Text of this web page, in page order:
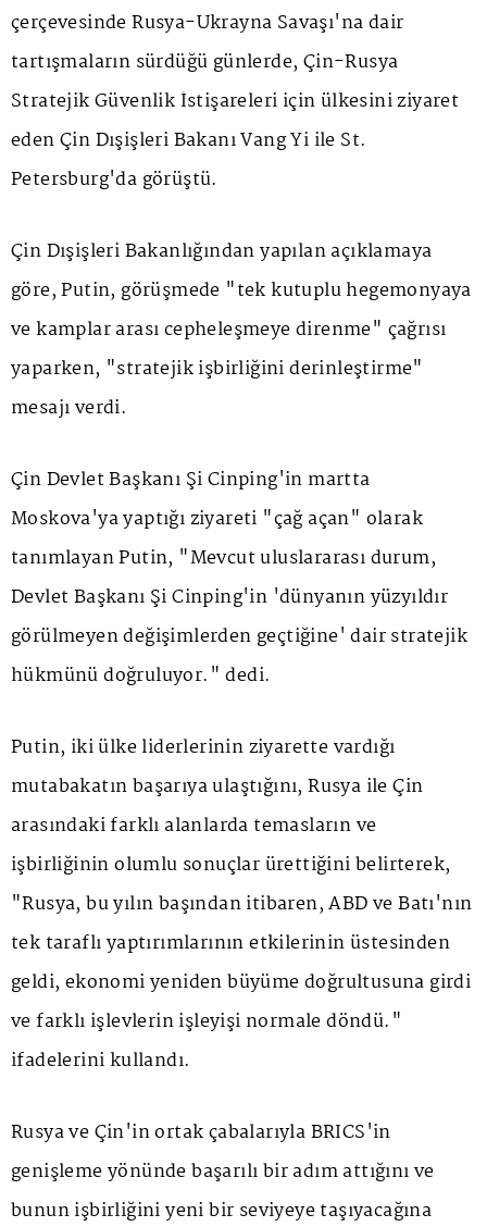
çerçevesinde Rusya-Ukrayna Savaşı'na dair
tartışmaların sürdüğü günlerde, Çin-Rusya
Stratejik Güvenlik İstişareleri için ülkesini ziyaret
eden Çin Dışişleri Bakanı Vang Yi ile St.
Petersburg'da görüştü.
Çin Dışişleri Bakanlığından yapılan açıklamaya
göre,Putin, görüşmede "tek kutuplu hegemonyaya
ve kamplar arası cepheleşmeye direnme" çağrısı
yaparken, "stratejik işbirliğini derinleştirme"
mesajı verdi.
Çin Devlet Başkanı Şi Cinping'in martta
Moskova'ya yaptığı ziyareti "çağ açan" olarak
tanımlayan Putin, "Mevcut uluslararası durum,
Devlet Başkanı Şi Cinping'in 'dünyanın yüzyıldır
görülmeyen değişimlerden geçtiğine' dair stratejik
hükmünü doğruluyor." dedi.
Putin, iki ülke liderlerinin ziyarette vardığı
mutabakatın başarıya ulaştığını, Rusya ile Çin
arasındaki farklı alanlarda temasların ve
işbirliğinin olumlu sonuçlar ürettiğini belirterek,
"Rusya, bu yılın başından itibaren, ABD ve Batı'nın
tek taraflı yaptırımlarının etkilerinin üstesinden
geldi, ekonomi yeniden büyüme doğrultusuna girdi
ve farklı işlevlerin işleyişi normale döndü."
ifadelerini kullandı.
Rusya ve Çin'in ortak çabalarıyla BRICS'in
genişleme yönünde başarılı bir adım attığını ve
bunun işbirliğini yeni bir seviyeye taşıyacağına